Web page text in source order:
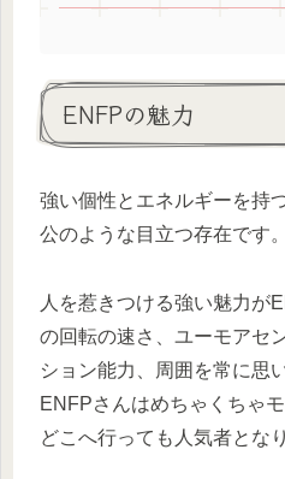
ENFPの魅力
強い個性とエネルギーを持
公のような目立つ存在です。
人を惹きつける強い魅力が
の回転の速さ、ユーモアセ
ション能力、周囲を常に思
ENFPさんはめちゃくちゃ
どこへ行っても人気者とな